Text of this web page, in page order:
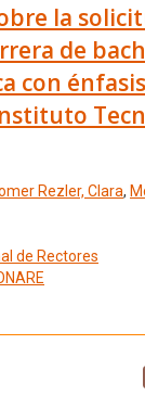
la
de
con
Rezler, Clara,
de Rectores